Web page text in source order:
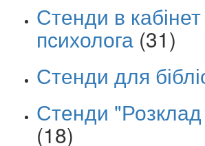
Стенди в кабінет
психолога (31)
Стенди для
Стенди "Розклад
(18)